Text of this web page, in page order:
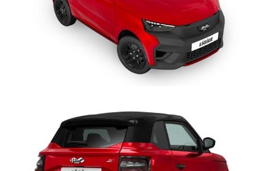
non temeranno l’appannamento dei vetri durante le giornate
piovose ottimizzando la visibilità e dunque la sicurezza.
Ligier è l'unica minicar a proporre ladirezione
elettrica assistita progressiva
(EPS Electric Power Steering),
innovazione tecnologica di derivazione automobilistica.
L'assistenza è progressiva: massima in manovre da fermo o a
Durante la marcia, tenuta di strada più sicura e maggior facilità di
mantenere in modo preciso la traiettoria impostata, in ogni
condizioni di marcia e fondo stradale, per un controllo del
veicolo senza paragoni. Inoltre, è possibile ruotare il volante con